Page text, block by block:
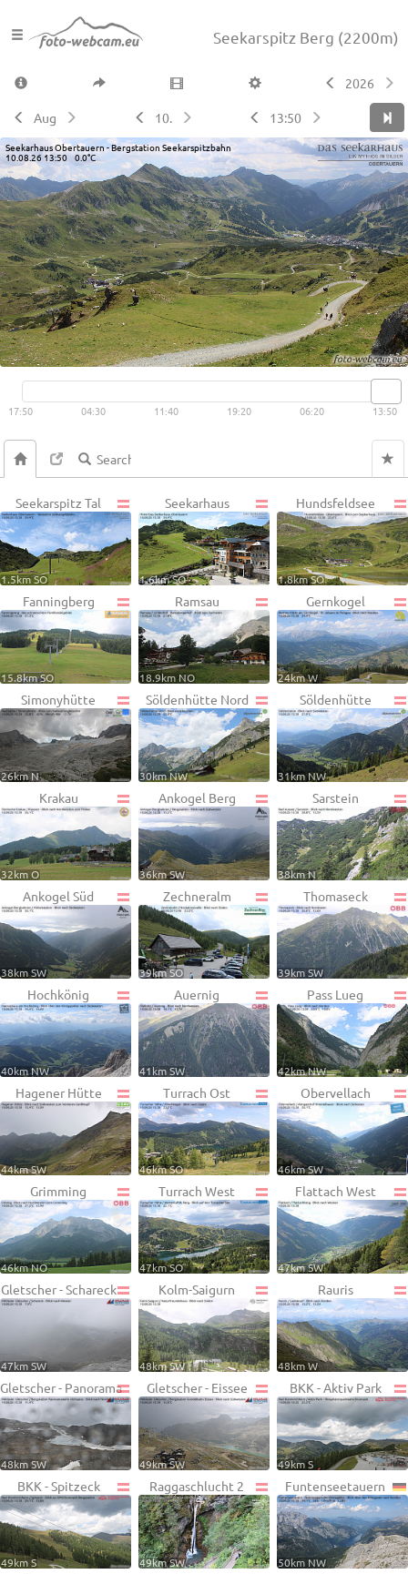
Seekarspitz Berg (2200m)
2026
Aug 10. 13:50
Seekarhaus Obertauern - Bergstation Seekarspitzbahn
10.08.26 13:50 0.0°C
Live video available → View
17:50 04:30 11:40 19:20 06:20 13:50
Seekarspitz Tal
1.5km SO
Seekarhaus
1.6km SO
Hundsfeldsee
1.8km SO
Fanningberg
15.8km SO
Ramsau
18.9km NO
Gernkogel
24km W
Simonyhütte
26km N
Söldenhütte Nord
30km NW
Söldenhütte
31km NW
Krakau
32km O
Ankogel Berg
36km SW
Sarstein
38km N
Ankogel Süd
38km SW
Zechneralm
39km SO
Thomaseck
39km SW
Hochkönig
40km NW
Auernig
41km SW
Pass Lueg
42km NW
Hagener Hütte
44km SW
Turrach Ost
46km SO
Obervellach
46km SW
Grimming
46km NO
Turrach West
47km SO
Flattach West
47km SW
Gletscher - Schareck
47km SW
Kolm-Saigurn
48km SW
Rauris
48km W
Gletscher - Panorama
48km SW
Gletscher - Eissee
49km SW
BKK - Aktiv Park
49km S
BKK - Spitzeck
49km S
Raggaschlucht 2
49km SW
Funtenseetauern
50km NW